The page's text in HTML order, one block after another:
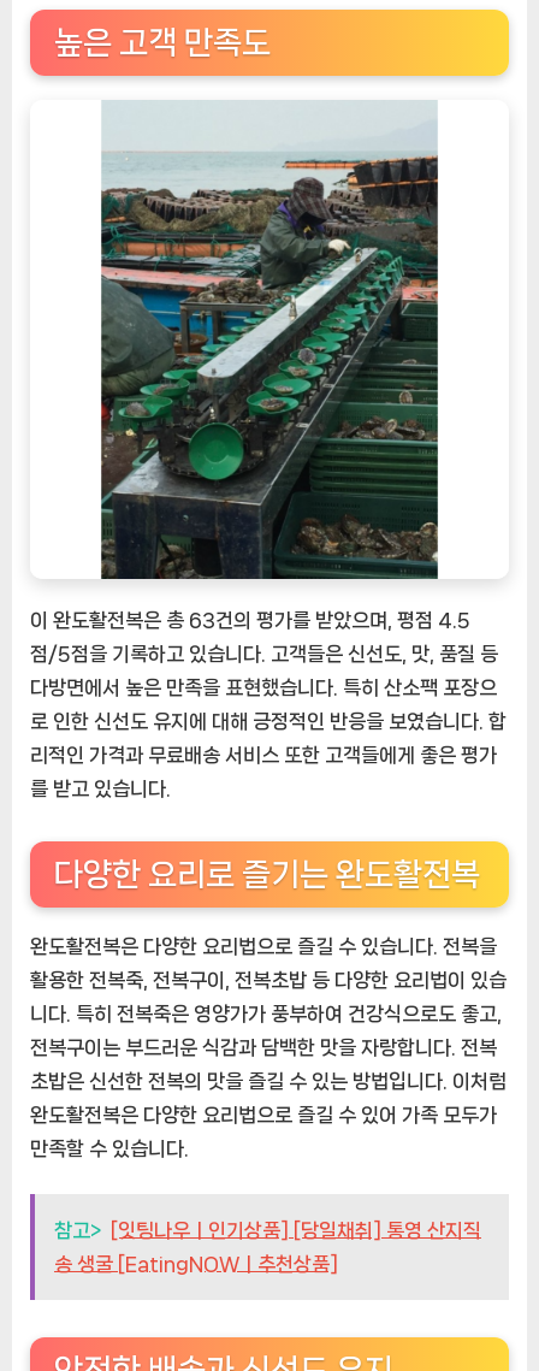
높은 고객 만족도
이 완도활전복은 총 63건의 평가를 받았으며, 평점 4.5
점/5점을 기록하고 있습니다. 고객들은 신선도, 맛, 품질 등
다방면에서 높은 만족을 표현했습니다. 특히 산소팩 포장으
로 인한 신선도 유지에 대해 긍정적인 반응을 보였습니다. 합
리적인 가격과 무료배송 서비스 또한 고객들에게 좋은 평가
를 받고 있습니다.
다양한 요리로 즐기는 완도활전복
완도활전복은 다양한 요리법으로 즐길 수 있습니다. 전복을
활용한 전복죽, 전복구이, 전복초밥 등 다양한 요리법이 있습
니다. 특히 전복죽은 영양가가 풍부하여 건강식으로도 좋고,
전복구이는 부드러운 식감과 담백한 맛을 자랑합니다. 전복
초밥은 신선한 전복의 맛을 즐길 수 있는 방법입니다. 이처럼
완도활전복은 다양한 요리법으로 즐길 수 있어 가족 모두가
만족할 수 있습니다.
참고> [잇팅나우ㅣ인기상품] [당일채취] 통영 산지직
송 생굴 [EatingNOWㅣ추천상품]